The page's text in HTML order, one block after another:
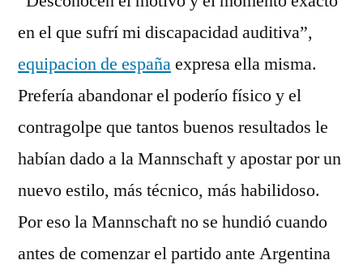
en el que sufrí mi discapacidad auditiva”,
equipacion de españaexpresa ella misma.
Prefería abandonar el poderío físico y el
contragolpe que tantos buenos resultados le
habían dado a la Mannschaft y apostar por un
nuevo estilo, más técnico, más habilidoso.
Por eso la Mannschaft no se hundió cuando
antes de comenzar el partido ante Argentina